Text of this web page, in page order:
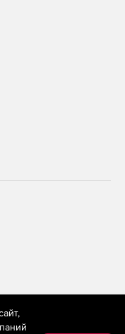
защита
с одного хоста
а
информации о
При
применяются